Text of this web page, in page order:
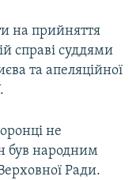
на прийняття
справі суддями
та апеляційної
не
був народним
Ради.